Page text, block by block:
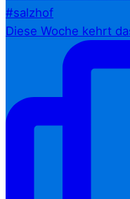
Diese Woche kehrt